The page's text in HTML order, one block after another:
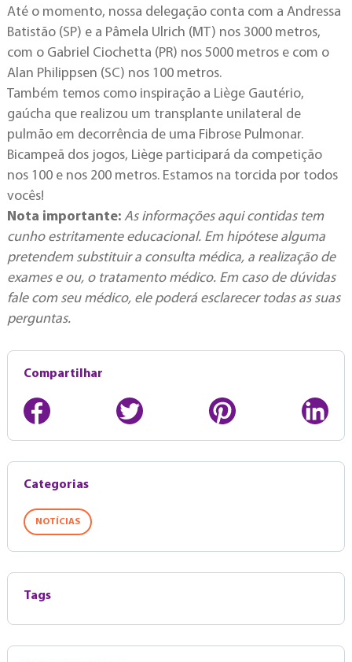
Até o momento, nossa delegação conta com a Andressa
Batistão (SP) e a Pâmela Ulrich (MT) nos 3000 metros,
com o Gabriel Ciochetta (PR) nos 5000 metros e com o
Alan Philippsen (SC) nos 100 metros.
Também temos como inspiração a Liège Gautério,
gaúcha que realizou um transplante unilateral de
pulmão em decorrência de uma Fibrose Pulmonar.
Bicampeã dos jogos, Liège participará da competição
nos 100 e nos 200 metros. Estamos na torcida por todos
vocês!
Nota importante:As informações aqui contidas tem
cunho estritamente educacional. Em hipótese alguma
pretendem substituir a consulta médica, a realização de
exames e ou, o tratamento médico. Em caso de dúvidas
fale com seu médico, ele poderá esclarecer todas as suas
perguntas.
Compartilhar
Categorias
NOTÍCIAS
Tags